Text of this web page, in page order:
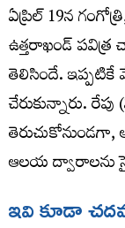
ఏప్రిల్ 19న
ఉత్తరాఖండ్
తెలిసిందే.
చేరుకున్నారు.
ఆలయ ద్వారాలను
ఇవి కూడా